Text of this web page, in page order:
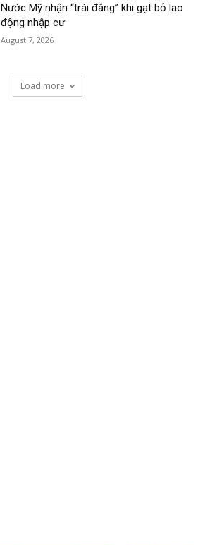
Nước Mỹ nhận “trái đắng” khi gạt bỏ lao
động nhập cư
August 7, 2026
Load more